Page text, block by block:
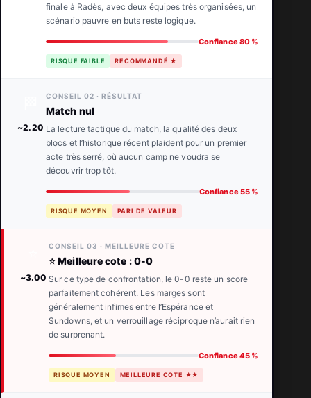
finale à Radès, avec deux équipes très organisées, un
scénario pauvre en buts reste logique.
Confiance 80 %
RISQUE FAIBLE RECOMMANDÉ ★
~2.20
CONSEIL 02 · RÉSULTAT
Match nul
La lecture tactique du match, la qualité des deux
blocs et l’historique récent plaident pour un premier
acte très serré, où aucun camp ne voudra se
découvrir trop tôt.
Confiance 55 %
RISQUE MOYEN PARI DE VALEUR
~3.00
CONSEIL 03 · MEILLEURE COTE
⭐ Meilleure cote : 0-0
Sur ce type de confrontation, le 0-0 reste un score
parfaitement cohérent. Les marges sont
généralement infimes entre l’Espérance et
Sundowns, et un verrouillage réciproque n’aurait rien
de surprenant.
Confiance 45 %
RISQUE MOYEN MEILLEURE COTE ★★